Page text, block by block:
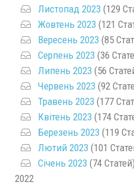
Листопад 2023 (129
Жовтень 2023 (121
Вересень 2023 (85
Серпень 2023 (36
Липень 2023 (56
Червень 2023 (92
Травень 2023 (177
Квітень 2023 (174
Березень 2023 (119
Лютий 2023 (101
Січень 2023 (74 Статей)
2022